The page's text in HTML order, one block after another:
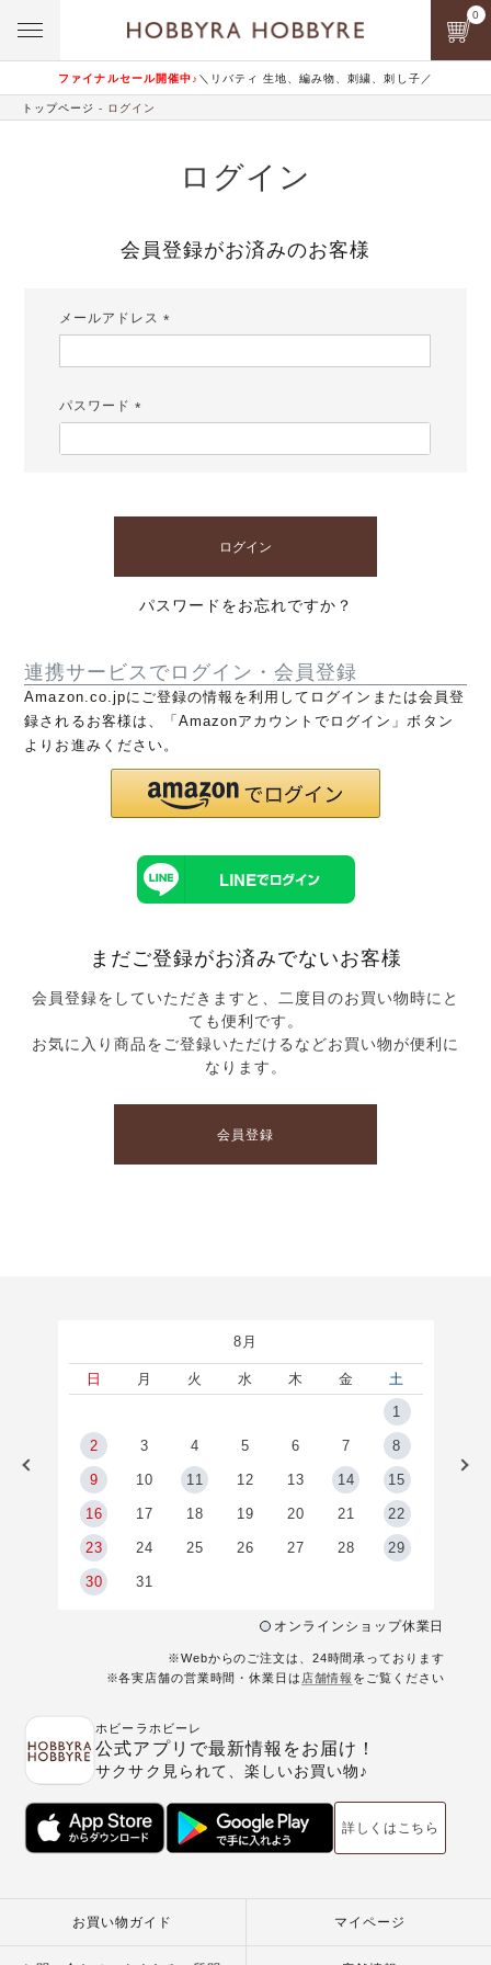
ファイナルセール開催中♪ ＼リバティ 生地、編み物、刺繍、刺し子／
0
トップページ ログイン
ログイン
会員登録がお済みのお客様
メールアドレス
パスワード
ログイン
パスワードをお忘れですか？
連携サービスでログイン・会員登録
Amazon.co.jpにご登録の情報を利用してログインまたは会員登
録されるお客様は、「Amazonアカウントでログイン」ボタン
よりお進みください。
まだご登録がお済みでないお客様
会員登録をしていただきますと、二度目のお買い物時にと
ても便利です。
お気に入り商品をご登録いただけるなどお買い物が便利に
なります。
会員登録
8月
日 月 火 水 木 金
土
1
2 3 4 5 6 7 8
9 10 11 12 13 14 15
16 17 18 19 20 21 22
23 24 25 26 27 28 29
30 31
オンラインショップ休業日
※Webからのご注文は、24時間承っております
※各実店舗の営業時間・休業日は 店舗情報 をご覧ください
ホビーラホビーレ
公式アプリで最新情報をお届け！
サクサク見られて、楽しいお買い物♪
詳しくはこちら
お買い物ガイド マイページ